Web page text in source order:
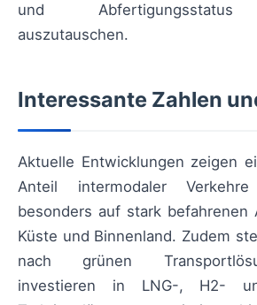
und Abfertigungsstatus
auszutauschen.
Interessante Zahlen
Aktuelle Entwicklungen zeigen
Anteil intermodaler
besonders auf stark befahrenen
Küste und Binnenland. Zudem
nach grünen
investieren in LNG-, H2-